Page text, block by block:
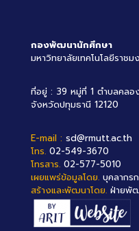
กองพัฒนานักศึกษา
มหาวิทยาลัยเทคโนโลยีราช
ที่อยู่ : 39 หมู่ที่ 1 ตำบลคลอ
จังหวัดปทุมธานี 12120
E-mail : sd@rmutt.ac.th
โทร. 02-549-3670
โทรสาร. 02-577-5010
เผยแพร่ข้อมูลโดย. บุคลากร
สร้างและพัฒนาโดย. ฝ่ายพัฒ